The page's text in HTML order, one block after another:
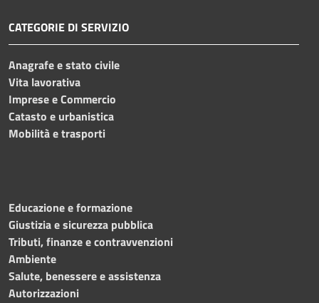
CATEGORIE DI SERVIZIO
Anagrafe e stato civile
Vita lavorativa
Imprese e Commercio
Catasto e urbanistica
Mobilità e trasporti
Educazione e formazione
Giustizia e sicurezza pubblica
Tributi, finanze e contravvenzioni
Ambiente
Salute, benessere e assistenza
Autorizzazioni